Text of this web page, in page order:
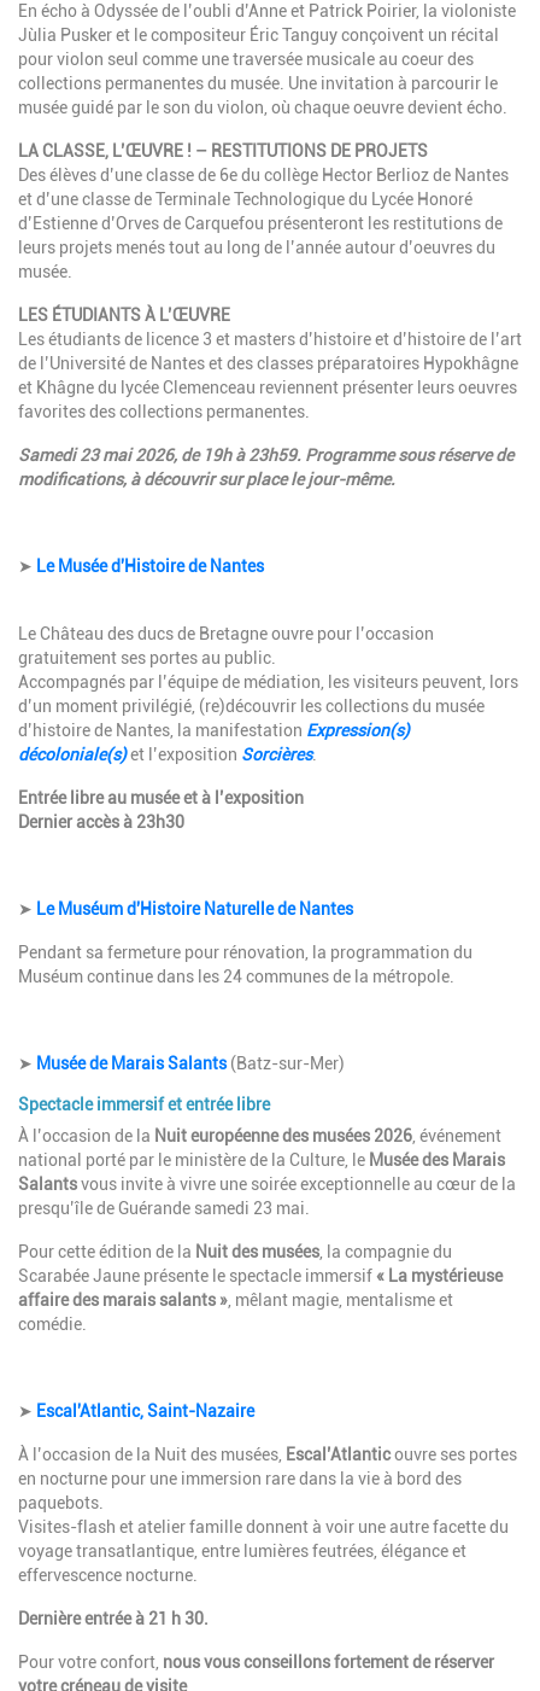
En écho à Odyssée de l’oubli d’Anne et Patrick Poirier, la violoniste
Jùlia Pusker et le compositeur Éric Tanguy conçoivent un récital
pour violon seul comme une traversée musicale au coeur des
collections permanentes du musée. Une invitation à parcourir le
musée guidé par le son du violon, où chaque oeuvre devient écho.
LA CLASSE, L’ŒUVRE ! – RESTITUTIONS DE PROJETS
Des élèves d’une classe de 6e du collège Hector Berlioz de Nantes
et d’une classe de Terminale Technologique du Lycée Honoré
d’Estienne d’Orves de Carquefou présenteront les restitutions de
leurs projets menés tout au long de l’année autour d’oeuvres du
musée.
LES ÉTUDIANTS À L’ŒUVRE
Les étudiants de licence 3 et masters d’histoire et d’histoire de l’art
de l’Université de Nantes et des classes préparatoires Hypokhâgne
et Khâgne du lycée Clemenceau reviennent présenter leurs oeuvres
favorites des collections permanentes.
Samedi 23 mai 2026, de 19h à 23h59. Programme sous réserve de
modifications, à découvrir sur place le jour-même.
➤ Le Musée d'Histoire de Nantes
Le Château des ducs de Bretagne ouvre pour l’occasion
gratuitement ses portes au public.
Accompagnés par l’équipe de médiation, les visiteurs peuvent, lors
d’un moment privilégié, (re)découvrir les collections du musée
d’histoire de Nantes, la manifestation Expression(s)
décoloniale(s)et l’exposition Sorcières.
Entrée libre au musée et à l’exposition
Dernier accès à 23h30
➤ Le Muséum d'Histoire Naturelle de Nantes
Pendant sa fermeture pour rénovation, la programmation du
Muséum continue dans les 24 communes de la métropole.
➤ Musée de Marais Salants(Batz-sur-Mer)
Spectacle immersif et entrée libre
À l’occasion de la Nuit européenne des musées 2026, événement
national porté par le ministère de la Culture, le Musée des Marais
Salantsvous invite à vivre une soirée exceptionnelle au cœur de la
presqu’île de Guérande samedi 23 mai.
Pour cette édition de la Nuit des musées, la compagnie du
Scarabée Jaune présente le spectacle immersif« La mystérieuse
affaire des marais salants », mêlant magie, mentalisme et
comédie.
➤ Escal'Atlantic, Saint-Nazaire
À l’occasion de la Nuit des musées, Escal’Atlanticouvre ses portes
en nocturne pour une immersion rare dans la vie à bord des
paquebots.
Visites-flash et atelier famille donnent à voir une autre facette du
voyage transatlantique, entre lumières feutrées, élégance et
effervescence nocturne.
Dernière entrée à 21 h 30.
Pour votre confort, nous vous conseillons fortement de réserver
votre créneau de visite